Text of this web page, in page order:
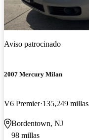
Aviso patrocinado
2007 Mercury Milan
V6 Premier 135,249 millas
Bordentown, NJ
98 millas